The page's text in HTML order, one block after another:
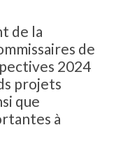
de la
de
2024
projets
que
à